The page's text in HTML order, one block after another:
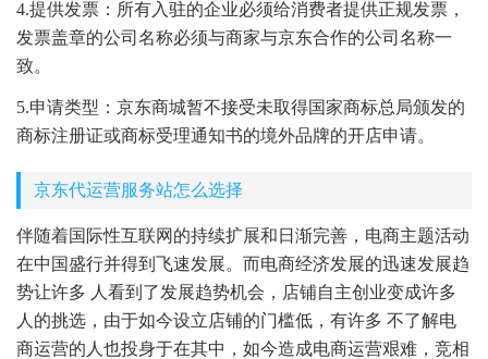
4.提供发票：所有入驻的企业必须给消费者提供正规发票，
发票盖章的公司名称必须与商家与京东合作的公司名称一
致。
5.申请类型：京东商城暂不接受未取得国家商标总局颁发的
商标注册证或商标受理通知书的境外品牌的开店申请。
京东代运营服务站怎么选择
伴随着国际性互联网的持续扩展和日渐完善，电商主题活动
在中国盛行并得到飞速发展。而电商经济发展的迅速发展趋
势让许多 人看到了发展趋势机会，店铺自主创业变成许多
人的挑选，由于如今设立店铺的门槛低，有许多 不了解电
商运营的人也投身于在其中，如今造成电商运营艰难，竞相